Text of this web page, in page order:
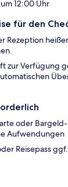
12:00 Uhr
für den
Rezeption
zur Verfügung
oder
Aufwendungen
Reisepass